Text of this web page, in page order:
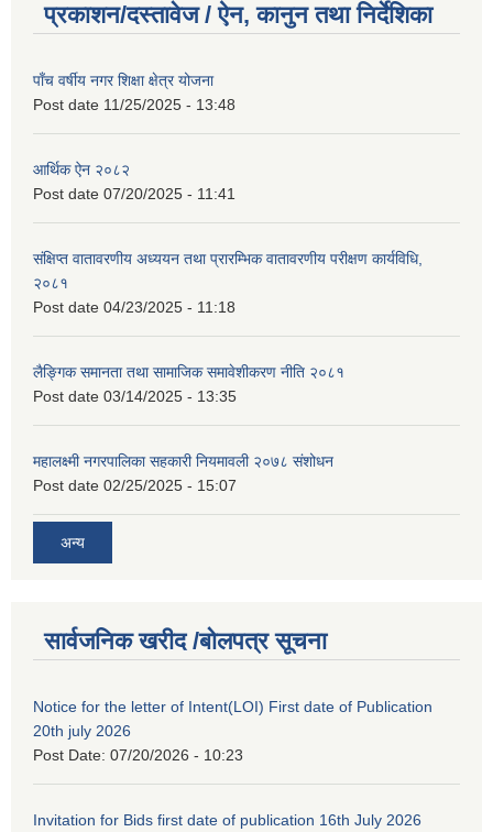
प्रकाशन/दस्तावेज / ऐन, कानुन तथा निर्देशिका
पाँच वर्षीय नगर शिक्षा क्षेत्र योजना
Post date 11/25/2025 - 13:48
आर्थिक ऐन २०८२
Post date 07/20/2025 - 11:41
संक्षिप्त वातावरणीय अध्ययन तथा प्रारम्भिक वातावरणीय परीक्षण कार्यविधि,
२०८१
Post date 04/23/2025 - 11:18
लैङ्गिक समानता तथा सामाजिक समावेशीकरण नीति २०८१
Post date 03/14/2025 - 13:35
महालक्ष्मी नगरपालिका सहकारी नियमावली २०७८ संशोधन
Post date 02/25/2025 - 15:07
अन्य
सार्वजनिक खरीद /बोलपत्र सूचना
Notice for the letter of Intent(LOI) First date of Publication
20th july 2026
Post Date: 07/20/2026 - 10:23
Invitation for Bids first date of publication 16th July 2026